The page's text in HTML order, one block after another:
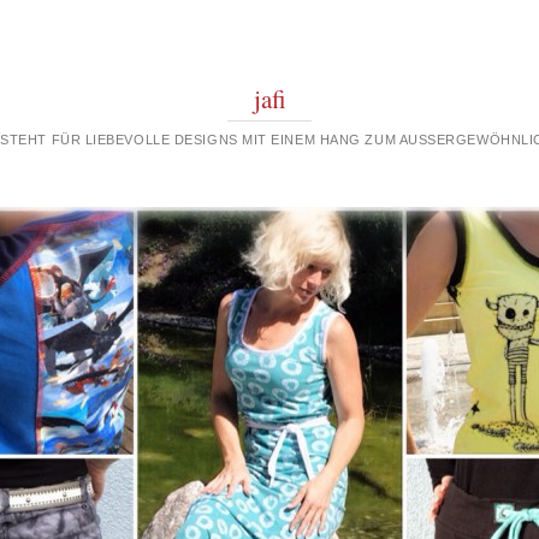
jafi
FÜR LIEBEVOLLE DESIGNS MIT EINEM HANG ZUM